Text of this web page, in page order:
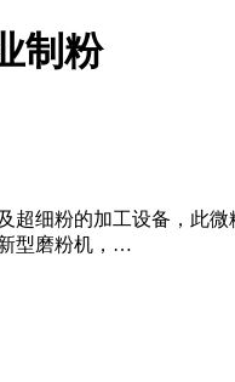
制粉
超细粉的加工设备，此
型磨粉机，…